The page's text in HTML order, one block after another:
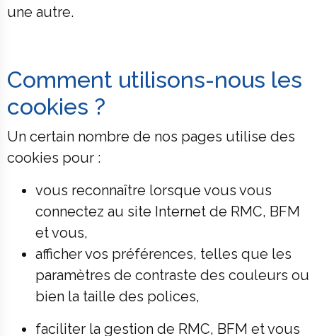
une autre.
Comment utilisons-nous les
cookies ?
Un certain nombre de nos pages utilise des
cookies pour :
vous reconnaître lorsque vous vous
connectez au site Internet de RMC, BFM
et vous,
afficher vos préférences, telles que les
paramètres de contraste des couleurs ou
bien la taille des polices,
faciliter la gestion de RMC, BFM et vous